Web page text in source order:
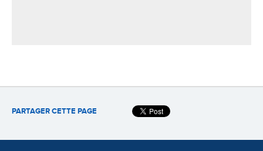
PARTAGER CETTE PAGE